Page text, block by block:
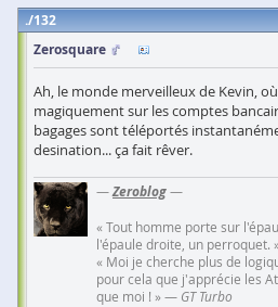
132
Zerosquare
Ah, le monde merveilleux de Kevin,
magiquement sur les comptes
bagages sont téléportés
desination... ça fait rêver.
—Zeroblog—
« Tout homme porte sur
l'épaule droite, un perroquet.
« Moi je cherche plus de
pour cela que j'apprécie les
que moi ! » — GT Turbo